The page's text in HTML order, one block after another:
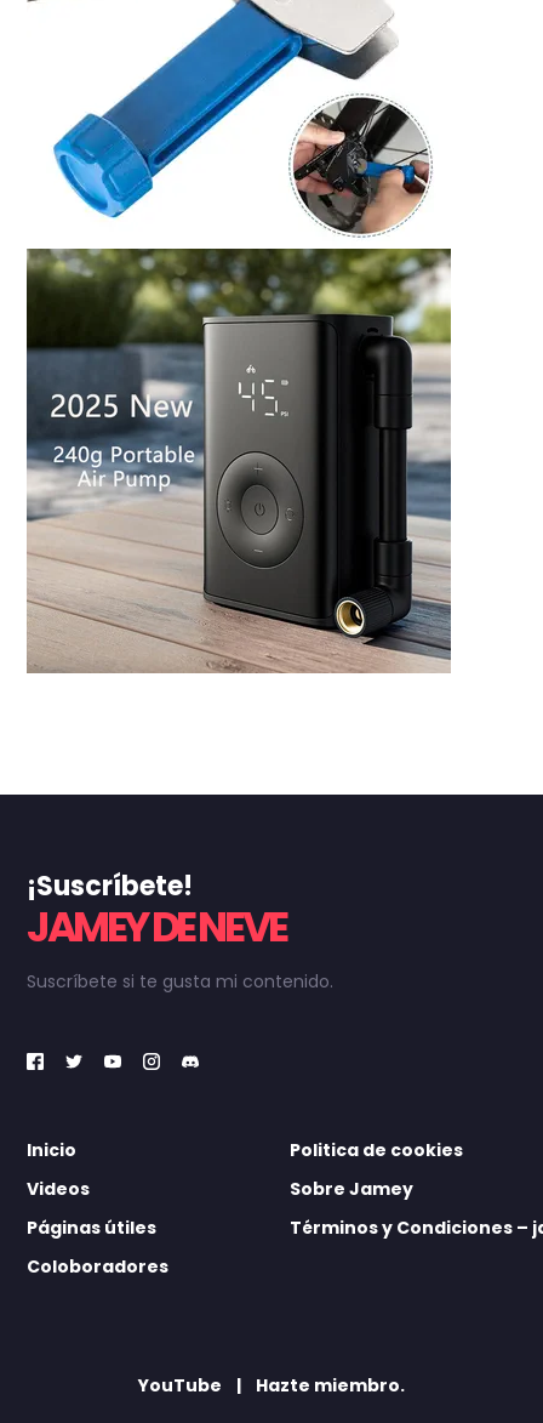
¡Suscríbete!
JAMEY DE NEVE
Suscríbete si te gusta mi contenido.
Inicio
Videos
Páginas útiles
Coloboradores
Politica de cookies
Sobre Jamey
Términos y Condiciones –
YouTube Hazte miembro.